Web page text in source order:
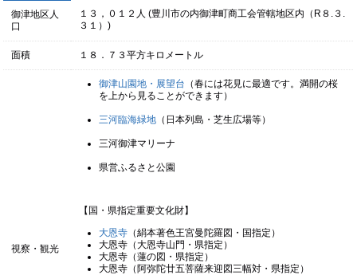
御津地区人
口
１３，０１２人 (豊川市の内御津町商工会管轄地区内（R８.３.
３１）)
面積 １８．７３平方キロメートル
視察・観光
御津山園地・展望台 （春には花見に最適です。満開の桜
を上から見ることができます）
三河臨海緑地 （日本列島・芝生広場等）
三河御津マリーナ
県営ふるさと公園
【国・県指定重要文化財】
大恩寺 （絹本著色王宮曼陀羅図・国指定）
大恩寺（大恩寺山門・県指定）
大恩寺（蓮の図・県指定）
大恩寺（阿弥陀廿五菩薩来迎図三幅対・県指定）